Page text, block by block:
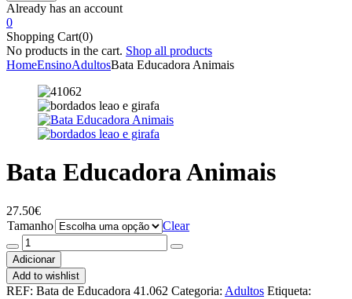
Already has an account
0
Shopping Cart(0)
No products in the cart. Shop all products
HomeEnsinoAdultosBata Educadora Animais
Bata Educadora Animais
27.50€
Tamanho
Clear
Quantidade
de
Bata
Educadora
Adicionar
Add to wishlist
REF: Bata de Educadora 41.062 Categoria: Adultos Etiqueta: